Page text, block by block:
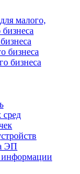
малого,
бизнеса
бизнеса
сред
ЭП